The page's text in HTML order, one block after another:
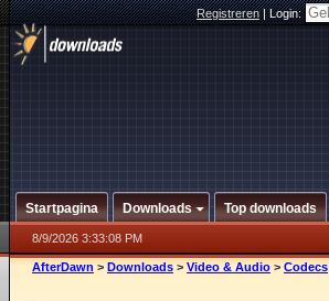
Registreren|Login:
Startpagina Downloads Top downloads
8/9/2026 3:33:08 PM
AfterDawn > Downloads > Video & Audio > Codecs